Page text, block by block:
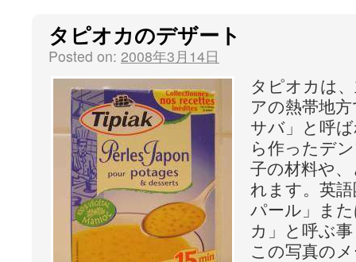
タピオカのデザート
Posted on: 2008年3月14日
タピオカは
アの熱帯地
サバ」と呼
ら作ったデ
子の材料や
れます。英
パール」ま
カ」と呼ぶ
この写真の